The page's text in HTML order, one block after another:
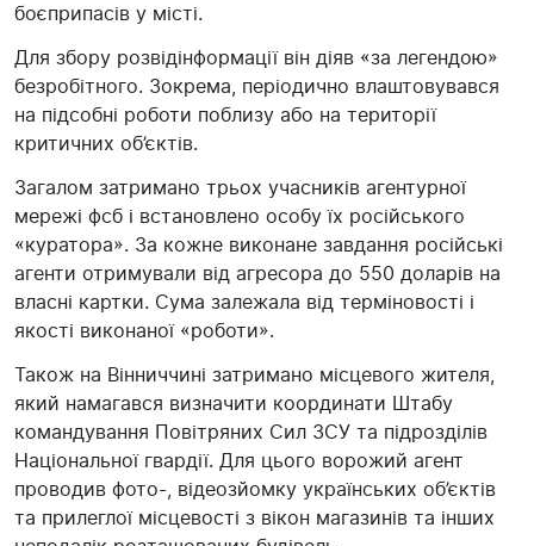
боєприпасів у місті.
Для збору розвідінформації він діяв «за легендою»
безробітного. Зокрема, періодично влаштовувався
на підсобні роботи поблизу або на території
критичних об’єктів.
Загалом затримано трьох учасників агентурної
мережі фсб і встановлено особу їх російського
«куратора». За кожне виконане завдання російські
агенти отримували від агресора до 550 доларів на
власні картки. Сума залежала від терміновості і
якості виконаної «роботи».
Також на Вінниччині затримано місцевого жителя,
який намагався визначити координати Штабу
командування Повітряних Сил ЗСУ та підрозділів
Національної гвардії. Для цього ворожий агент
проводив фото-, відеозйомку українських об’єктів
та прилеглої місцевості з вікон магазинів та інших